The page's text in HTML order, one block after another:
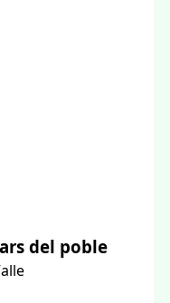
del poble